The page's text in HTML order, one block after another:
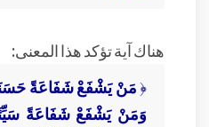
هناك آية تؤكد هذا المعنى:
﴿مَنْ يَشْفَعْ شَفَاعَةً
وَمَنْ يَشْفَعْ شَفَاعَةً